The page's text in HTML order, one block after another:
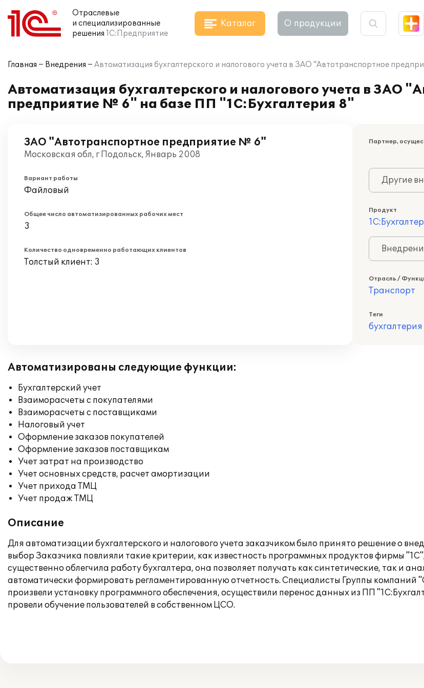
Отраслевые
и специализированные
решения 1С:Предприятие
Каталог О продукции
Главная Внедрения Автоматизация бухгалтерского и налогового учета в ЗАО "Автотранспортное
Автоматизация бухгалтерского и налогового учета в ЗАО
предприятие № 6" на базе ПП "1С:Бухгалтерия 8"
ЗАО "Автотранспортное предприятие № 6"
Московская обл, г Подольск, Январь 2008
Вариант работы
Файловый
Общее число автоматизированных рабочих мест
3
Количество одновременно работающих клиентов
Толстый клиент: 3
Партнер,
Другие
Продукт
Отрасль /
Транспорт
Теги
бухгалтерия
Автоматизированы следующие функции:
Бухгалтерский учет
Взаиморасчеты с покупателями
Взаиморасчеты с поставщиками
Налоговый учет
Оформление заказов покупателей
Оформление заказов поставщикам
Учет затрат на производство
Учет основных средств, расчет амортизации
Учет прихода ТМЦ
Учет продаж ТМЦ
Описание
Для автоматизации бухгалтерского и налогового учета заказчиком было принято решение о
выбор Заказчика повлияли такие критерии, как известность программных продуктов фирмы
существенно облегчила работу бухгалтера, она позволяет получать как синтетические, так и
автоматически формировать регламентированную отчетность. Специалисты Группы
произвели установку программного обеспечения, осуществили перенос данных из ПП
провели обучение пользователей в собственном ЦСО.